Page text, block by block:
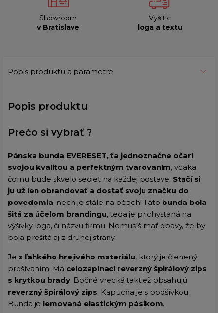
Showroom
v Bratislave
Vyšitie
loga a textu
Popis produktu a parametre
Popis produktu
Prečo si vybrať ?
Pánska bunda EVERESET, ťa jednoznačne očarí
svojou kvalitou a perfektným tvarovaním, vďaka
čomu bude skvelo sedieť na každej postave. Stačí si
ju už len obrandovať a dostať svoju značku do
povedomia, nech je stále na očiach! Táto bunda bola
šitá za účelom brandingu, teda je prichystaná na
výšivky loga, či názvu firmu. Nemusíš mať obavy, že by
bola prešitá aj z druhej strany.
Je z ľahkého hrejivého materiálu, ktorý je členený
prešívaním. Má celozapínací reverzný špirálový zips
s krytkou brady. Bočné vrecká taktiež obsahujú
reverzný špirálový zips. Kapucňa je s podšívkou.
Bunda je lemovaná elastickým pásikom.